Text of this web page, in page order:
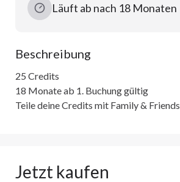
Läuft ab nach 18 Monaten
Beschreibung
25 Credits
18 Monate ab 1. Buchung gültig
Teile deine Credits mit Family & Friends
Jetzt kaufen